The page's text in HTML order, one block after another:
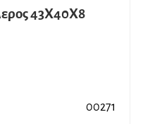
43Χ40Χ8
00271